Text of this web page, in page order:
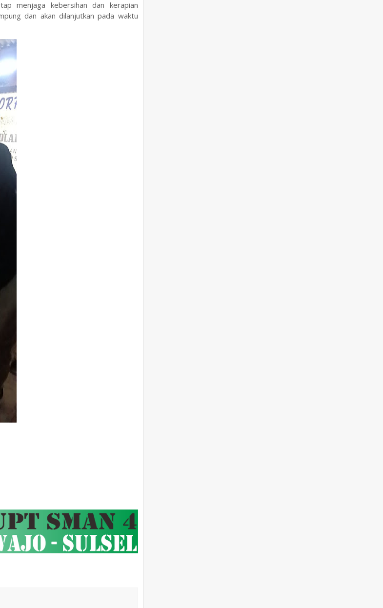
menjaga kebersihan dan kerapian
dan akan dilanjutkan pada waktu